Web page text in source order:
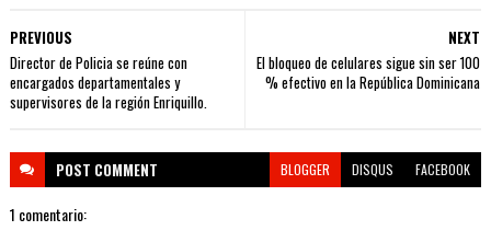
NEXT
El bloqueo de celulares sigue sin ser 100
% efectivo en la República Dominicana
PREVIOUS
Director de Policia se reúne con
encargados departamentales y
supervisores de la región Enriquillo.
POST COMMENT BLOGGER DISQUS FACEBOOK
1 comentario: